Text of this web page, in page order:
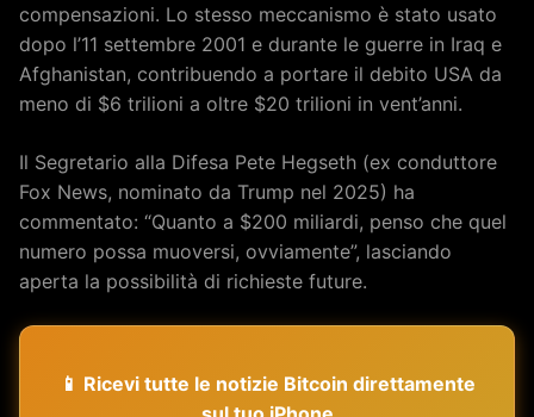
compensazioni. Lo stesso meccanismo è stato usato
dopo l’11 settembre 2001 e durante le guerre in Iraq e
Afghanistan, contribuendo a portare il debito USA da
meno di $6 trilioni a oltre $20 trilioni in vent’anni.
Il Segretario alla Difesa Pete Hegseth (ex conduttore
Fox News, nominato da Trump nel 2025) ha
commentato: “Quanto a $200 miliardi, penso che quel
numero possa muoversi, ovviamente”, lasciando
aperta la possibilità di richieste future.
📱 Ricevi tutte le notizie Bitcoin direttamente